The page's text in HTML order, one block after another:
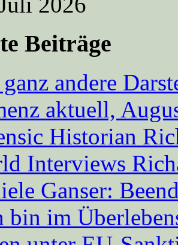
Beiträge
ganz andere
aktuell,
Historian
Interviews
Ganser:
bin im